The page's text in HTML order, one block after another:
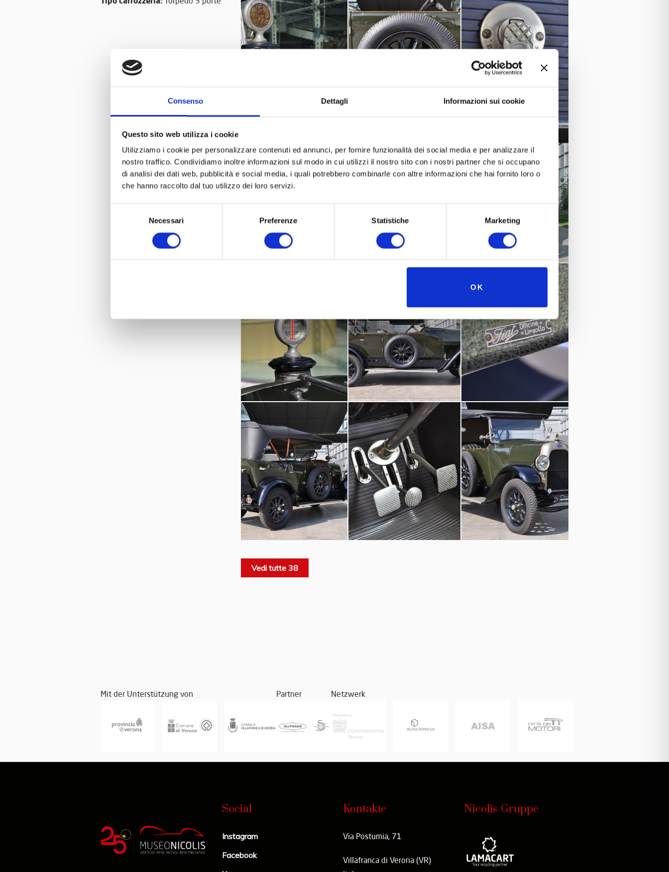
Consenso Dettagli Informazioni sui cookie
Questo sito web utilizza i cookie
Utilizziamo i cookie per personalizzare contenuti ed annunci, per fornire funzionalità dei social media e per analizzare il
nostro traffico. Condividiamo inoltre informazioni sul modo in cui utilizzi il nostro sito con i nostri partner che si occupano
di analisi dei dati web, pubblicità e social media, i quali potrebbero combinarle con altre informazioni che hai fornito loro o
che hanno raccolto dal tuo utilizzo dei loro servizi.
Necessari Preferenze Statistiche Marketing
OK
Vedi tutte 38
Mit der Unterstützung von Partner Netzwerk
Social
Instagram
Facebook
Kontakte
Via Postumia, 71
Villafranca di Verona (VR)
Nicolis-Gruppe